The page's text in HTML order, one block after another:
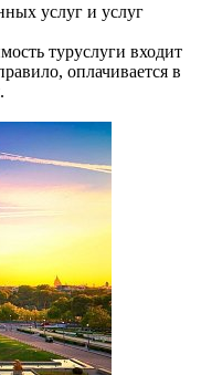
услуг и услуг
туруслуги входит
оплачивается в